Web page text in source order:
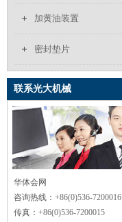
加黄油装置
密封垫片
联系光大机械
华体会网
咨询热线： +86(0)536-7200016
传真： +86(0)536-7200015